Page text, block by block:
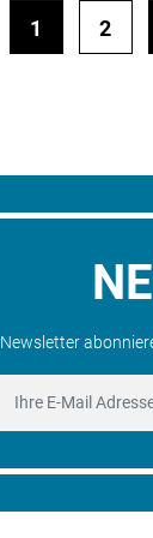
1 2
Newsletter